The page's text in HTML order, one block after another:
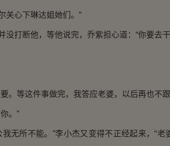
关心下琳达姐她们。”
打断他，等他说完，乔紫担心道：“你要去干
等这件事做完，我答应老婆，以后再也不跟
。”
所不能。”李小杰又变得不正经起来，“老